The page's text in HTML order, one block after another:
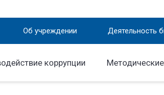
Об учреждении Деятельность
коррупции